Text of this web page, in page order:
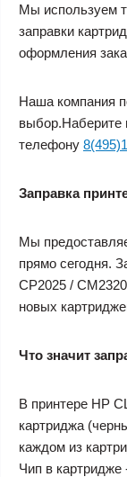
Мы используем
заправки
оформления
Наша компания
выбор.Наберите
телефону
Заправка
Мы
прямо сегодня.
CP2025 /
новых
Что значит
В принтере HP
картриджа
каждом из
Чип в картридже